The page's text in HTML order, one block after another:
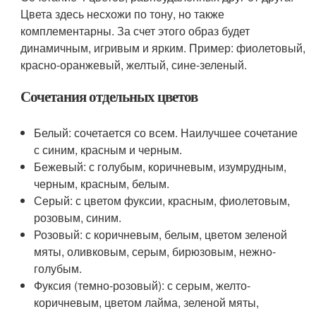
Цвета здесь несхожи по тону, но также
комплементарны. За счет этого образ будет
динамичным, игривым и ярким. Пример: фиолетовый,
красно-оранжевый, желтый, сине-зеленый.
Сочетания отдельных цветов
Белый: сочетается со всем. Наилучшее сочетание
с синим, красным и черным.
Бежевый: с голубым, коричневым, изумрудным,
черным, красным, белым.
Серый: с цветом фуксии, красным, фиолетовым,
розовым, синим.
Розовый: с коричневым, белым, цветом зеленой
мяты, оливковым, серым, бирюзовым, нежно-
голубым.
Фуксия (темно-розовый): с серым, желто-
коричневым, цветом лайма, зеленой мяты,